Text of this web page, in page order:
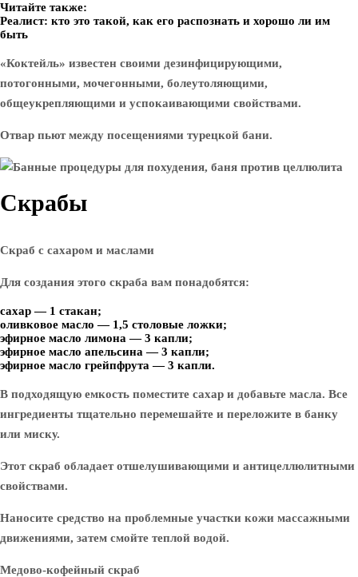
Читайте также:
Реалист: кто это такой, как его распознать и хорошо ли им
быть
«Коктейль» известен своими дезинфицирующими,
потогонными, мочегонными, болеутоляющими,
общеукрепляющими и успокаивающими свойствами.
Отвар пьют между посещениями турецкой бани.
Скрабы
Скраб с сахаром и маслами
Для создания этого скраба вам понадобятся:
сахар — 1 стакан;
оливковое масло — 1,5 столовые ложки;
эфирное масло лимона — 3 капли;
эфирное масло апельсина — 3 капли;
эфирное масло грейпфрута — 3 капли.
В подходящую емкость поместите сахар и добавьте масла. Все
ингредиенты тщательно перемешайте и переложите в банку
или миску.
Этот скраб обладает отшелушивающими и антицеллюлитными
свойствами.
Наносите средство на проблемные участки кожи массажными
движениями, затем смойте теплой водой.
Медово-кофейный скраб